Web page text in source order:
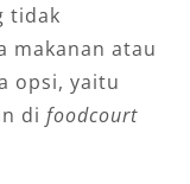
tidak
makanan atau
opsi, yaitu
di foodcourt